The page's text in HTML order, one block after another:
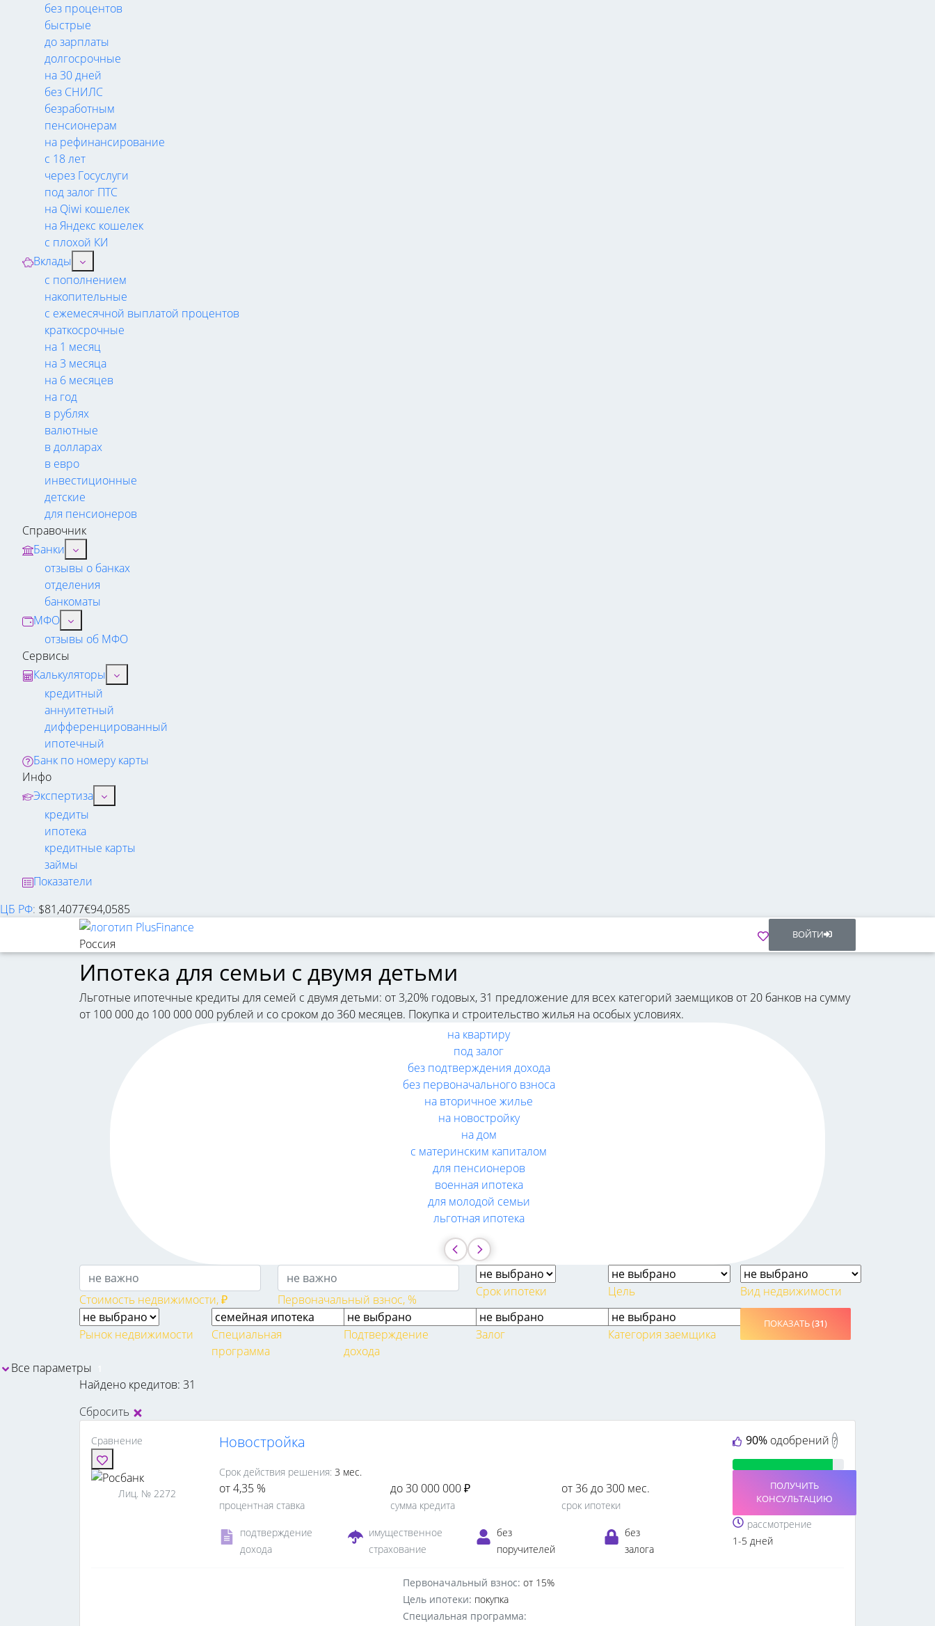
без процентов
быстрые
до зарплаты
долгосрочные
на 30 дней
без СНИЛС
безработным
пенсионерам
на рефинансирование
с 18 лет
через Госуслуги
под залог ПТС
на Qiwi кошелек
на Яндекс кошелек
с плохой КИ
Вклады
с пополнением
накопительные
с ежемесячной выплатой процентов
краткосрочные
на 1 месяц
на 3 месяца
на 6 месяцев
на год
в рублях
валютные
в долларах
в евро
инвестиционные
детские
для пенсионеров
Справочник
Банки
отзывы о банках
отделения
банкоматы
МФО
отзывы об МФО
Сервисы
Калькуляторы
кредитный
аннуитетный
дифференцированный
ипотечный
Банк по номеру карты
Инфо
Экспертиза
кредиты
ипотека
кредитные карты
займы
Показатели
ЦБ РФ: $81,4077€94,0585
Россия
ВОЙТИ
Ипотека для семьи с двумя детьми
Льготные ипотечные кредиты для семей с двумя детьми: от 3,20% годовых, 31 предложение для всех категорий заемщиков от 20 банков на сумму
от 100 000 до 100 000 000 рублей и со сроком до 360 месяцев. Покупка и строительство жилья на особых условиях.
на квартиру
под залог
без подтверждения дохода
без первоначального взноса
на вторичное жилье
на новостройку
на дом
с материнским капиталом
для пенсионеров
военная ипотека
для молодой семьи
льготная ипотека
Стоимость недвижимости, ₽ Первоначальный взнос, %
Срок ипотеки Цель Вид недвижимости
Рынок недвижимости
Специальная
программа
Подтверждение
дохода
Залог Категория заемщика
ПОКАЗАТЬ (31)
Все параметры
Найдено кредитов: 31
Сбросить
Сравнение
Лиц. № 2272
Новостройка
Срок действия решения: 3 мес.
от 4,35 %
процентная ставка
до 30 000 000 ₽
сумма кредита
от 36 до 300 мес.
срок ипотеки
подтверждение
дохода
имущественное
страхование
без
поручителей
без
залога
90%одобрений ?
ПОЛУЧИТЬ
КОНСУЛЬТАЦИЮ
рассмотрение
1-5 дней
Первоначальный взнос: от 15%
Цель ипотеки: покупка
Специальная программа: